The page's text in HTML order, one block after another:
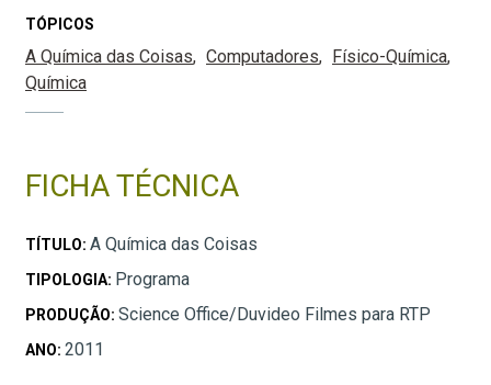
TÓPICOS
A Química das Coisas Computadores
Físico-Química
Química
FICHA TÉCNICA
TÍTULO: A Química das Coisas
TIPOLOGIA: Programa
PRODUÇÃO: Science Office/Duvideo Filmes para RTP
ANO: 2011